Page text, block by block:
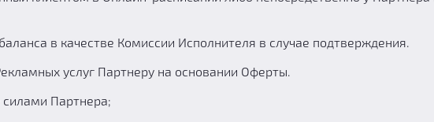
в качестве Комиссии Исполнителя в случае подтверждения.
услуг Партнеру на основании Оферты.
силами Партнера;